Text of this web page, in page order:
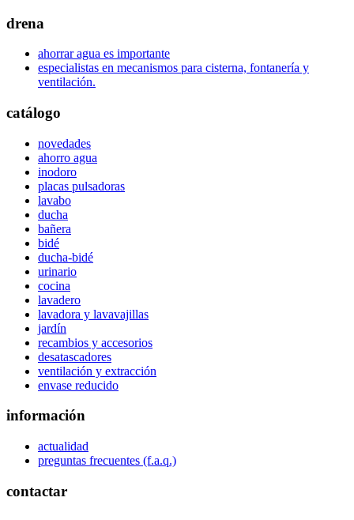
drena
ahorrar agua es importante
especialistas en mecanismos para cisterna, fontanería y
ventilación.
catálogo
novedades
ahorro agua
inodoro
placas pulsadoras
lavabo
ducha
bañera
bidé
ducha-bidé
urinario
cocina
lavadero
lavadora y lavavajillas
jardín
recambios y accesorios
desatascadores
ventilación y extracción
envase reducido
información
actualidad
preguntas frecuentes (f.a.q.)
contactar